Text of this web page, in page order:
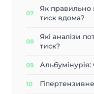
Як правильно
тиск вдома?
Які аналізи
тиск?